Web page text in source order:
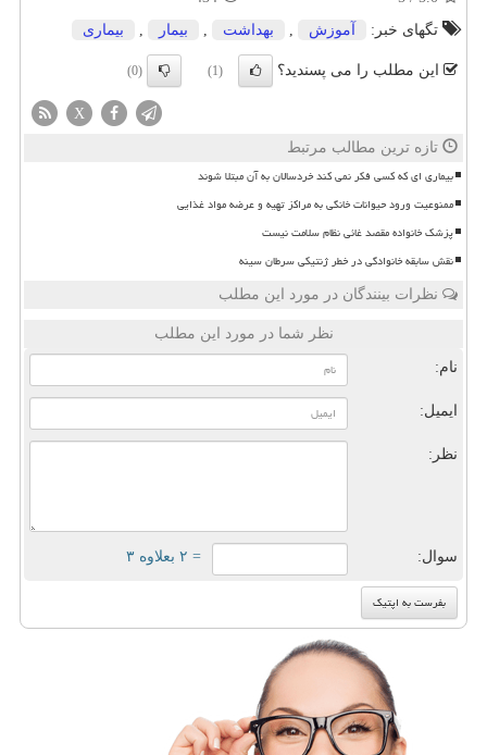
تگهای خبر:
آموزش بهداشت بیمار بیماری
این مطلب را می پسندید؟ (1)
(0)
X
تازه ترین مطالب مرتبط
بیماری ای که کسی فکر نمی کند خردسالان به آن مبتلا شوند
ممنوعیت ورود حیوانات خانگی به مراکز تهیه و عرضه مواد غذایی
پزشک خانواده مقصد غائی نظام سلامت نیست
نقش سابقه خانوادگی در خطر ژنتیکی سرطان سینه
نظرات بینندگان در مورد این مطلب
نظر شما در مورد این مطلب
نام:
ایمیل:
نظر:
سوال: = ۲ بعلاوه ۳